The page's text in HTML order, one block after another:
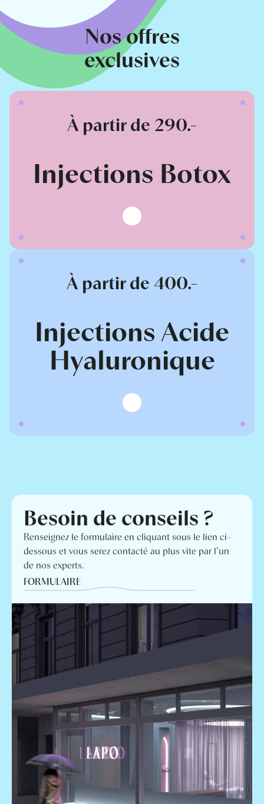
Nos offres
exclusives
À partir de 290.-
Injections Botox
À partir de 400.-
Injections Acide
Hyaluronique
Besoin de conseils ?
Renseignez le formulaire en cliquant sous le lien ci-
dessous et vous serez contacté au plus vite par l’un
de nos experts.
FORMULAIRE